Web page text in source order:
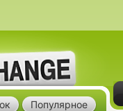
Популярное